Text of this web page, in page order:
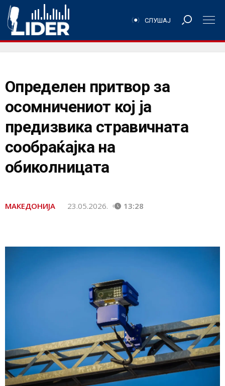
СЛУШАЈ
Определен притвор за
осомничениот кој ја
предизвика стравичната
сообраќајка на
обиколницата
МАКЕДОНИЈА 23.05.2026. 13:28